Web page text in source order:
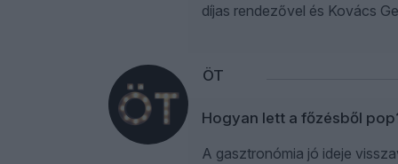
díjas rendezővel és Kovács
ÖT
Hogyan lett a főzésből
A gasztronómia jó ideje